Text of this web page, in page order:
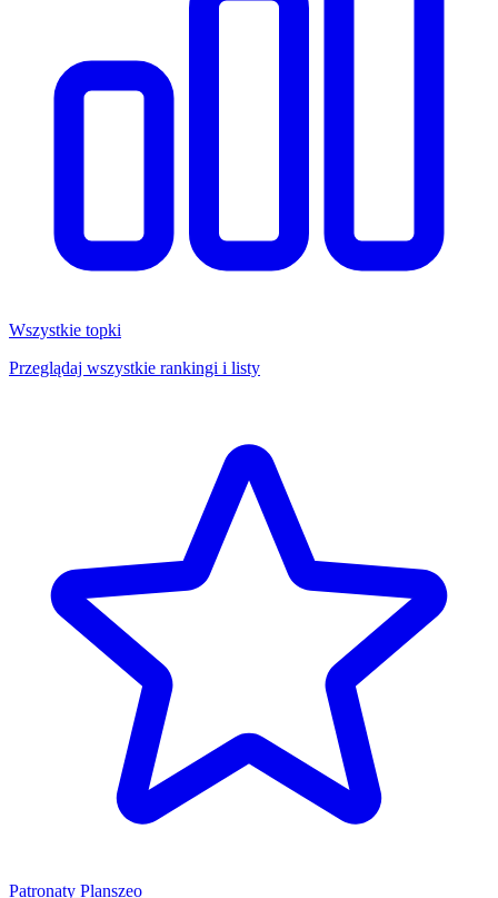
Wszystkie topki
Przeglądaj wszystkie rankingi i listy
Patronaty Planszeo